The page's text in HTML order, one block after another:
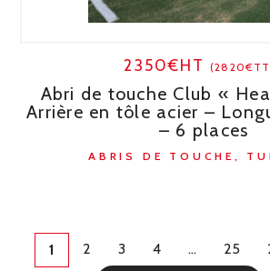
2350€HT
Abri de touche Club «
Arrière en tôle acier –
– 6 places
ABRIS DE TOUCHE,
1 2 3 4 … 25